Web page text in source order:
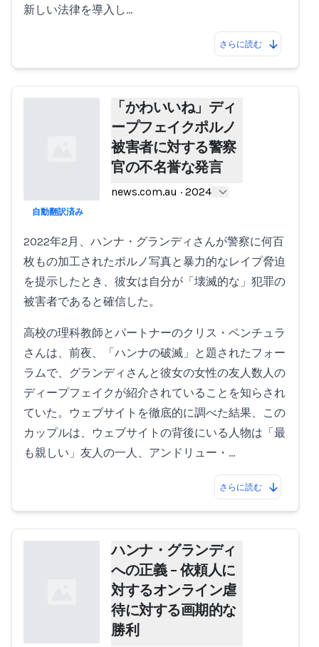
新しい法律を導入し…
さらに読む
「かわいいね」ディ
ープフェイクポルノ
被害者に対する警察
官の不名誉な発言
news.com.au · 2024
自動翻訳済み
2022年2月、ハンナ・グランディさんが警察に何百
枚もの加工されたポルノ写真と暴力的なレイプ脅迫
を提示したとき、彼女は自分が「壊滅的な」犯罪の
被害者であると確信した。
高校の理科教師とパートナーのクリス・ベンチュラ
さんは、前夜、「ハンナの破滅」と題されたフォー
ラムで、グランディさんと彼女の女性の友人数人の
ディープフェイクが紹介されていることを知らされ
ていた。ウェブサイトを徹底的に調べた結果、この
カップルは、ウェブサイトの背後にいる人物は「最
も親しい」友人の一人、アンドリュー・…
さらに読む
ハンナ・グランディ
への正義 – 依頼人に
対するオンライン虐
待に対する画期的な
勝利